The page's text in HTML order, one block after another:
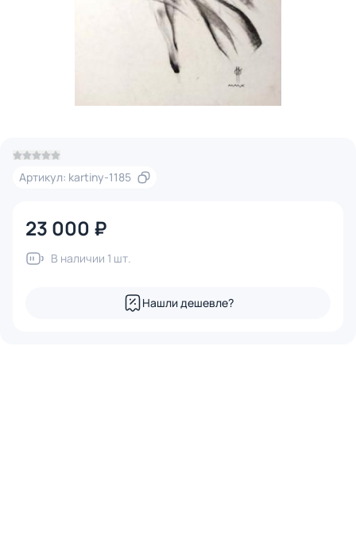
Артикул: kartiny-1185
23 000 ₽
В наличии 1 шт.
Нашли дешевле?